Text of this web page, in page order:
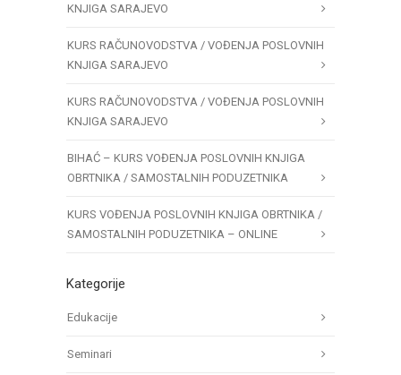
KNJIGA SARAJEVO
KURS RAČUNOVODSTVA / VOĐENJA POSLOVNIH
KNJIGA SARAJEVO
KURS RAČUNOVODSTVA / VOĐENJA POSLOVNIH
KNJIGA SARAJEVO
BIHAĆ – KURS VOĐENJA POSLOVNIH KNJIGA
OBRTNIKA / SAMOSTALNIH PODUZETNIKA
KURS VOĐENJA POSLOVNIH KNJIGA OBRTNIKA /
SAMOSTALNIH PODUZETNIKA – ONLINE
Kategorije
Edukacije
Seminari